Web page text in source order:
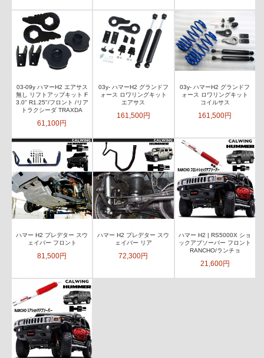
03-09y ハマーH2 エアサス
無し リフトアップキット F
3.0" R1.25"/フロント /リア
トラクシーダ TRAXDA
61,100円
03y- ハマーH2 グランドフ
ォース ロワリングキット
エアサス
161,500円
03y- ハマーH2 グランドフ
ォース ロワリングキット
コイルサス
161,500円
ハマー H2 プレデター スウ
ェイバー フロント
81,500円
ハマー H2 プレデター スウ
ェイバー リア
72,300円
ハマー H2 | RS5000X ショ
ックアブソーバー フロント
RANCHO/ランチョ
21,600円